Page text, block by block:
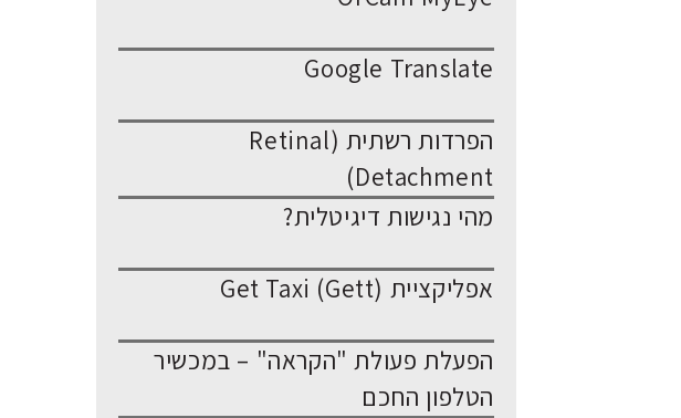
Google Translate
הפרדות רשתית (Retinal
Detachment)
מהי נגישות דיגיטלית?
אפליקציית Get Taxi (Gett)
הפעלת פעולת "הקראה" – במכשיר
הטלפון החכם